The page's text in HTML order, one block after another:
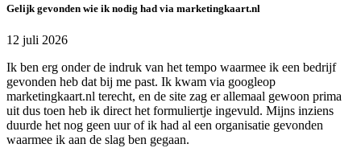
Gelijk gevonden wie ik nodig had via marketingkaart.nl
12 juli 2026
Ik ben erg onder de indruk van het tempo waarmee ik een bedrijf
gevonden heb dat bij me past. Ik kwam via googleop
marketingkaart.nl terecht, en de site zag er allemaal gewoon prima
uit dus toen heb ik direct het formuliertje ingevuld. Mijns inziens
duurde het nog geen uur of ik had al een organisatie gevonden
waarmee ik aan de slag ben gegaan.